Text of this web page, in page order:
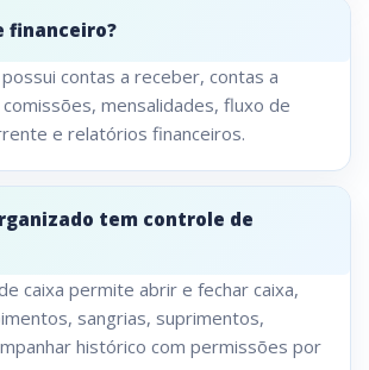
financeiro?
contas a receber, contas a
mensalidades, fluxo de
e relatórios financeiros.
tem controle de
caixa permite abrir e fechar caixa,
sangrias, suprimentos,
histórico com permissões por